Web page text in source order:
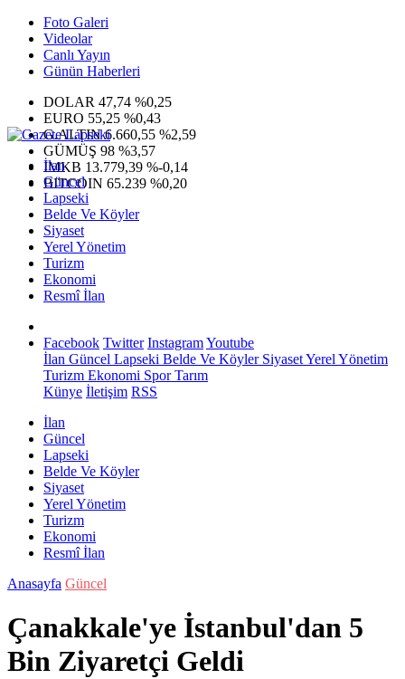
Foto Galeri
Videolar
Canlı Yayın
Günün Haberleri
DOLAR 47,74 %0,25
EURO 55,25 %0,43
G.ALTIN6.660,55 %2,59
GÜMÜŞ 98 %3,57
IMKB 13.779,39 %-0,14
BITCOIN 65.239 %0,20
İlan
Güncel
Lapseki
Belde Ve Köyler
Siyaset
Yerel Yönetim
Turizm
Ekonomi
Resmî İlan
Facebook Twitter InstagramYoutube
İlan Güncel Lapseki Belde Ve KöylerSiyasetYerel Yönetim
Turizm Ekonomi SporTarım
Künye İletişim RSS
İlan
Güncel
Lapseki
Belde Ve Köyler
Siyaset
Yerel Yönetim
Turizm
Ekonomi
Resmî İlan
Anasayfa Güncel
Çanakkale'ye İstanbul'dan 5
Bin Ziyaretçi Geldi